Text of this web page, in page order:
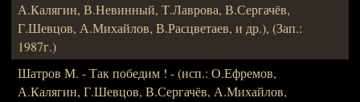
А.Калягин, В.Невинный, Т.Лаврова, В.Сергачёв,
Г.Шевцов, А.Михайлов, В.Расцветаев, и др.), (Зап.:
1987г.)
Шатров М. - Так победим ! - (исп.: О.Ефремов,
А.Калягин, Г.Шевцов, В.Сергачёв, А.Михайлов,